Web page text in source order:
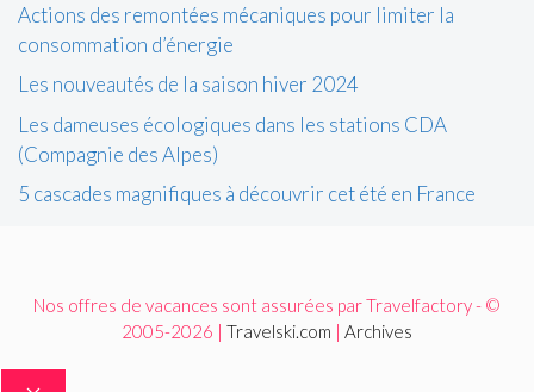
Actions des remontées mécaniques pour limiter la
consommation d’énergie
Les nouveautés de la saison hiver 2024
Les dameuses écologiques dans les stations CDA
(Compagnie des Alpes)
5 cascades magnifiques à découvrir cet été en France
Nos offres de vacances sont assurées par Travelfactory - ©
2005-2026 | Travelski.com | Archives